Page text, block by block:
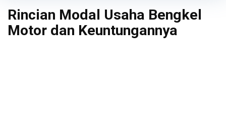
Rincian Modal Usaha Bengkel
Motor dan Keuntungannya